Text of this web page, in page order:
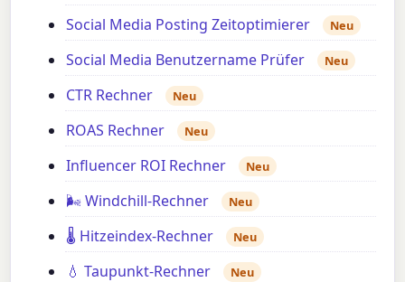
Social Media Posting Zeitoptimierer Neu
Social Media Benutzername Prüfer Neu
CTR Rechner Neu
ROAS Rechner Neu
Influencer ROI Rechner Neu
🌬️ Windchill-Rechner Neu
🌡️ Hitzeindex-Rechner Neu
💧 Taupunkt-Rechner Neu